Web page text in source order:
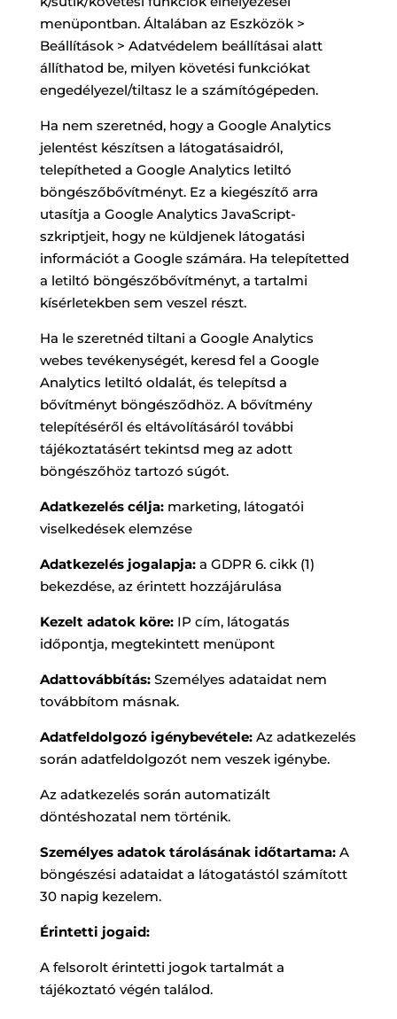
menüpontban. Általában az Eszközök >
Beállítások > Adatvédelem beállításai alatt
állíthatod be, milyen követési funkciókat
engedélyezel/tiltasz le a számítógépeden.
Ha nem szeretnéd, hogy a Google Analytics
jelentést készítsen a látogatásaidról,
telepítheted a Google Analytics letiltó
böngészőbővítményt. Ez a kiegészítő arra
utasítja a Google Analytics JavaScript-
szkriptjeit, hogy ne küldjenek látogatási
információt a Google számára. Ha telepítetted
a letiltó böngészőbővítményt, a tartalmi
kísérletekben sem veszel részt.
Ha le szeretnéd tiltani a Google Analytics
webes tevékenységét, keresd fel a Google
Analytics letiltó oldalát, és telepítsd a
bővítményt böngésződhöz. A bővítmény
telepítéséről és eltávolításáról további
tájékoztatásért tekintsd meg az adott
böngészőhöz tartozó súgót.
Adatkezelés célja:marketing, látogatói
viselkedések elemzése
Adatkezelés jogalapja:a GDPR 6. cikk (1)
bekezdése, az érintett hozzájárulása
Kezelt adatok köre:IP cím, látogatás
időpontja, megtekintett menüpont
Adattovábbítás:Személyes adataidat nem
továbbítom másnak.
Adatfeldolgozó igénybevétele:Az adatkezelés
során adatfeldolgozót nem veszek igénybe.
Az adatkezelés során automatizált
döntéshozatal nem történik.
Személyes adatok tárolásának időtartama:A
böngészési adataidat a látogatástól számított
30 napig kezelem.
Érintetti jogaid:
A felsorolt érintetti jogok tartalmát a
tájékoztató végén találod.